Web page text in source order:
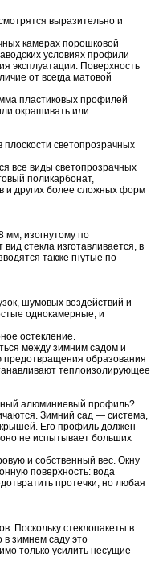
выразительно и
камерах порошковой
условиях профили
эксплуатации. Поверхность
от всегда матовой
пластиковых профилей
окрашивать или
светопрозрачных
все виды светопрозрачных
поликарбонат,
и других более сложных форм
мм, изогнутому по
стекла изготавливается, в
также гнутые по
шумовых воздействий и
однокамерные, и
остекление.
между зимним садом и
предотвращения образования
теплоизолирующее
алюминиевый профиль?
Зимний сад — система,
Его профиль должен
оно не испытывает больших
и собственный вес. Окну
поверхность: вода
протечки, но любая
Поскольку стеклопакеты в
в зимнем саду это
только усилить несущие